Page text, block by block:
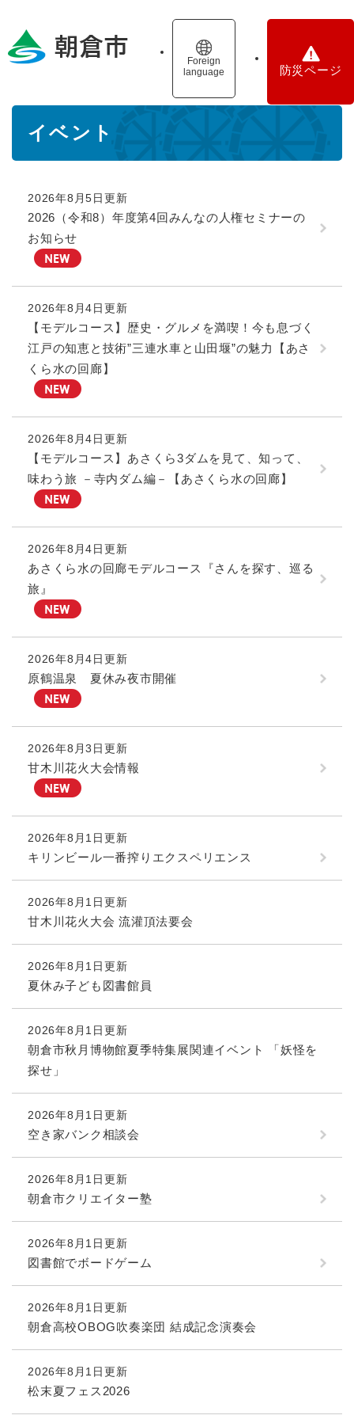
の
Foreign
language
防災ページ
イベント
2026年8月5日更新
2026（令和8）年度第4回みんなの人権セミナーの
お知らせ
2026年8月4日更新
【モデルコース】歴史・グルメを満喫！今も息づく
江戸の知恵と技術”三連水車と山田堰”の魅力【あさ
くら水の回廊】
2026年8月4日更新
【モデルコース】あさくら3ダムを見て、知って、
味わう旅 －寺内ダム編－【あさくら水の回廊】
2026年8月4日更新
あさくら水の回廊モデルコース『さんを探す、巡る
旅』
2026年8月4日更新
原鶴温泉 夏休み夜市開催
2026年8月3日更新
甘木川花火大会情報
2026年8月1日更新
キリンビール一番搾りエクスペリエンス
2026年8月1日更新
甘木川花火大会 流灌頂法要会
2026年8月1日更新
夏休み子ども図書館員
2026年8月1日更新
朝倉市秋月博物館夏季特集展関連イベント 「妖怪を
探せ」
2026年8月1日更新
空き家バンク相談会
2026年8月1日更新
朝倉市クリエイター塾
2026年8月1日更新
図書館でボードゲーム
2026年8月1日更新
朝倉高校OBOG吹奏楽団 結成記念演奏会
2026年8月1日更新
松末夏フェス2026